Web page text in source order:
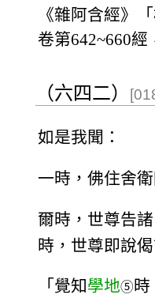
《雜阿含經》
卷第642~660經
（六四二）
如是我聞：
一時，佛住舍
爾時，世尊告
時，世尊即說偈
「覺知學地⑤